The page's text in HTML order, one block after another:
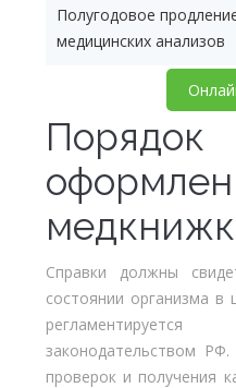
Полугодовое
медицинских анализов
Порядок
Справки должны
состоянии организма в
законодательством
проверок и получения